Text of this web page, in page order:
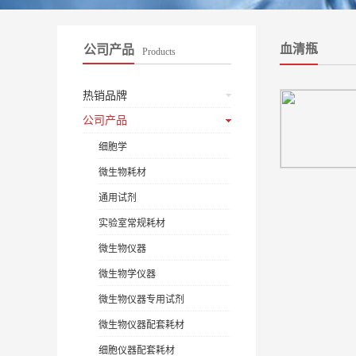
公司产品 Products
热销品牌
公司产品
细胞学
微生物耗材
通用试剂
实验室常规耗材
微生物仪器
微生物学仪器
微生物仪器专用试剂
微生物仪器配套耗材
细胞仪器配套耗材
血清瓶